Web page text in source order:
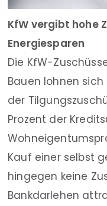
KfW vergibt hohe
Energiesparen
Die KfW-
Bauen lohnen
der
Prozent der
Kauf einer selbst
hingegen keine
Bankdarlehen